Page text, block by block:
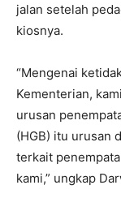
jalan setelah
kiosnya.
“Mengenai
Kementerian,
urusan
(HGB) itu urusan
terkait
kami,” ungkap